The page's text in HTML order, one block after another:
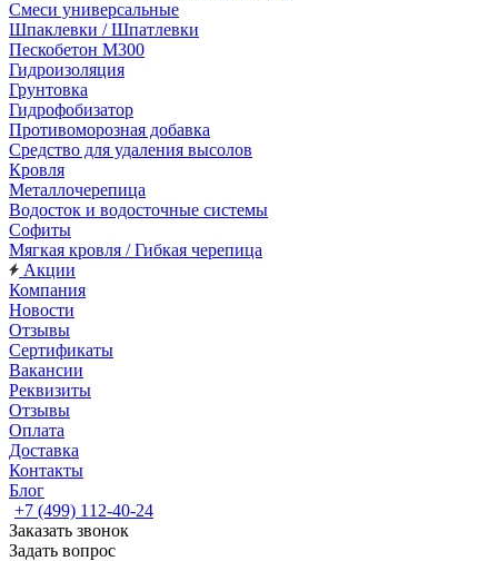
Смеси универсальные
Шпаклевки / Шпатлевки
Пескобетон М300
Гидроизоляция
Грунтовка
Гидрофобизатор
Противоморозная добавка
Средство для удаления высолов
Кровля
Металлочерепица
Водосток и водосточные системы
Софиты
Мягкая кровля / Гибкая черепица
Акции
Компания
Новости
Отзывы
Сертификаты
Вакансии
Реквизиты
Отзывы
Оплата
Доставка
Контакты
Блог
+7 (499) 112-40-24
Заказать звонок
Задать вопрос